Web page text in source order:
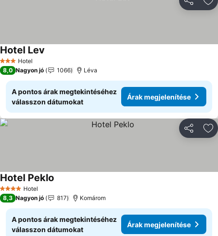
3 Kategória
Hotel
Hotel Lev
8,0 Nagyon jó 1066 Léva
A pontos árak megtekintéséhez
válasszon dátumokat
Árak megjelenítése
4 KategóriaHotel
Hotel Peklo
8,3 Nagyon jó 817 Komárom
A pontos árak megtekintéséhez
válasszon dátumokat
Árak megjelenítése